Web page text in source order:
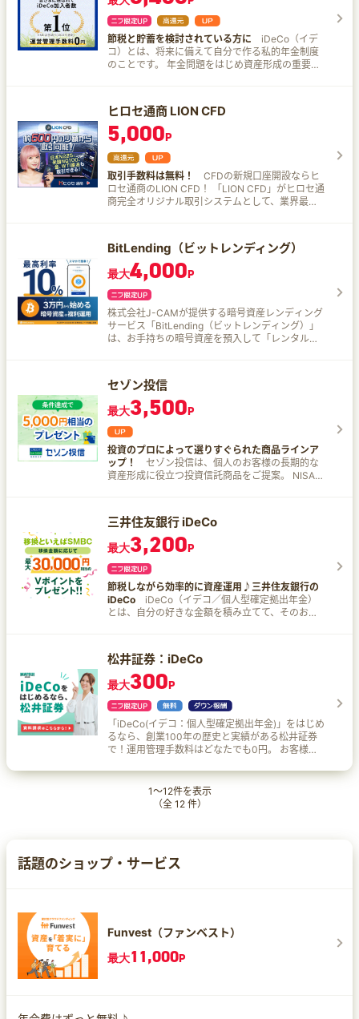
節税と貯蓄を検討されている方に iDeCo（イデ
コ）とは、将来に備えて自分で作る私的年金制度
のことです。 年金問題をはじめ資産形成の重要性
めての方にも将来のお金の準備をする方法として
おすすめの制度です。 2022年5月には加入可能年
齢が原則65歳まで拡大。 2022年10月には原則、
企業型DC加入者でもiDeCoへの加入が可能になる
など、会社員の方でも利用しやすくなりました。
2023年3月時点で全国のiDeCo加入者は290万人
を突破（※）するなど、今後もますますの加入者増
が見込まれています。 ※出所：国民年金基金連合
会 最新iDeCo加入者数などについて（令和5年3
iDeCoをご提供し続けており、おかげさまで加入
者数は No.1！ 初心者の方にも安心して初めていた
だけます。 商品ラインナップのこだわり iDeCoの
運用実績が15年を超えるSBI証券では、お客さまの
ニーズに応えるべく「低コスト」と「バラエテ
ィ」にこだわり、厳選した商品ラインナップを提
供いたします。 手数料のこだわり SBI証券では、
加入資格、積立金額、期間などに関わらず、どな
たでも運営管理手数料を「無料」で提供しており
資が初めての方もご安心ください。 SBI証券では
iDeCo専用サイト 自社運営の電話サポートサービ
ス AIチャットボット など、お客様のiDeCo運用を
強力にサポートいたします。 iDeCoの訴求ポイン
トは、ずばり節税効果！ 積立時 iDeCoで積み立て
た金額、すべてが「所得から控除」されます。 運
用時 通常、株や投資信託などの金融商品から得た
利益に対しては20.315％の税金がかかりますが、
の併用」のいずれかで、資産を受け取ることがで
きます。 これを「老齢給付金」といい、受取り時
にも一定の非課税枠があります。
ヒロセ通商 LION CFD
5,000P
取引手数料は無料！
CFDの新規口座開設ならヒ
ロセ通商のLION CFD！ 「LION CFD」がヒロセ通
商完全オリジナル取引システムとして、業界最高
取引OK クイック入金対応 取引手数料無料 PC/ス
マホでも取引OK 24時間電話サポート
BitLending（ビットレンディング）
最大4,000P
株式会社J-CAMが提供する暗号資産レンディング
サービス「BitLending（ビットレンディング）」
は、お手持ちの暗号資産を預入して「レンタル料
プラットフォームで管理され、提携先の暗号資産
取引所やクリプトファンド、投資機関などで運用
されます。 海外を含めた有力な暗号資産交換業者
や運用会社の協力による独自の手法で運用するた
め、他社専門事業者のサービスと比較しても高い
貸借料率を実現！ 有力な暗号資産運用ファンドな
ど複数機関と資産マネジメント契約を結んでお
り、独自のポートフォリオを構築することで、最
適なリスクリターンにて運用しています。 ビット
スリリース以来、安定した高いパフォーマンスで
最大年利10%を継続中。 セキュリティ対策 お客様
の信頼と資産の保護を最優先に、安心してご利用
いただけるサービスを提供するため、英国の厳格
な金融規制およびコンプライアンス基準を満たす
セキュリティ専門機関『Copper』と連携。
『Copper』は取引所におけるハッキング被害や、
万が一の破綻といった状況においても損失を防ぐ
仕組みを採用しているため、お客様の資産を安全
げました。 例) 年5回目以降のBTC返還手数料:
0.00015 BTC (改定前比 70%減) 月次複利効果 ビ
ットレンディングに暗号資産を貸し出すと毎月1日
れられます。 手間なし全自動で複利運用！
セゾン投信
最大3,500P
投資のプロによって選りすぐられた商品ラインア
ップ！
セゾン投信は、個人のお客様の長期的な
資産形成に役立つ投資信託商品をご提案。 NISAや
ことができます。
三井住友銀行 iDeCo
最大3,200P
節税しながら効率的に資産運用♪三井住友銀行の
iDeCo iDeCo（イデコ／個人型確定拠出年金）
とは、自分の好きな金額を積み立てて、そのお金
タイルに合わせて2コースから選択できます！ み
らいプロジェクトコース： 運営管理機関手数料が
ずっと0円！！先進的な商品を選定しています。
標準コース： 元本確保型商品である定期預金な
ど、幅広い商品を選定しています。 理由2 WEBで
簡単お申し込み！ 理由3 銀行だから長期運用でも
安心！ 理由4 移換でVポイント！対象手続・条件
を満たした方へ移換金額に応じてプレゼント。
iDeCoの税制面での3つのおトク おトク1 掛金は全
3 受取時も税制優遇
松井証券：iDeCo
最大300P
「iDeCo(イデコ：個人型確定拠出年金)」をはじめ
るなら、創業100年の歴史と実績がある松井証券
で！運用管理手数料はどなたでも0円。 お客様の
ナップをご用意。
1～12件を表示
（全 12件）
話題のショップ・サービス
Funvest（ファンベスト）
最大11,000P